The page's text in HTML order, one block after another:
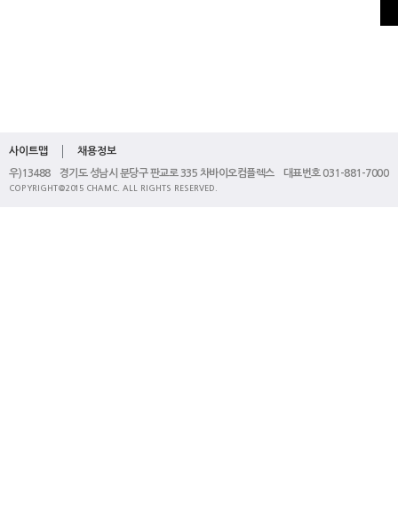
사이트맵 채용정보
우)13488 경기도 성남시 분당구 판교로 335 차바이오컴플렉스 대표번호 031-881-7000
COPYRIGHT@2015 CHAMC. ALL RIGHTS RESERVED.